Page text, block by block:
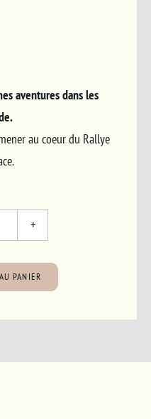
aventures dans les
au coeur du Rallye
PANIER